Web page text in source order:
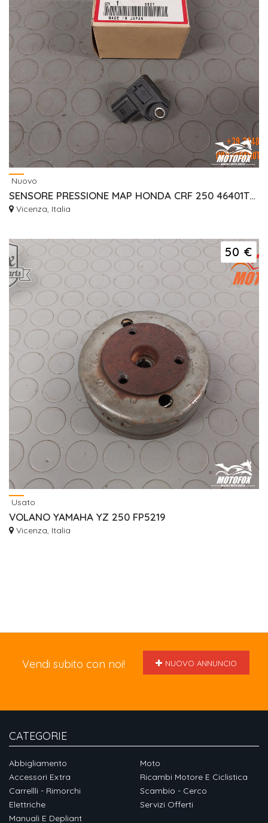
Nuovo
SENSORE PRESSIONE MAP HONDA CRF 250 46401TM8A01
Vicenza, Italia
50 €
Usato
VOLANO YAMAHA YZ 250 FP5219
Vicenza, Italia
Vendi subito con noi! NUOVO ANNUNCIO
CATEGORIE
Abbigliamento
Accessori Extra
Carrellli - Rimorchi
Elettriche
Manuali E Depliant
Moto
Ricambi Motore E Ciclistica
Scambio - Cerco
Servizi Offerti